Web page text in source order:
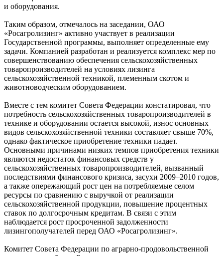
и оборудования.
Таким образом, отмечалось на заседании, ОАО
«Росагролизинг» активно участвует в реализации
Государственной программы, выполняет определенные ему
задачи. Компанией разработан и реализуется комплекс мер по
совершенствованию обеспечения сельскохозяйственных
товаропроизводителей на условиях лизинга
сельскохозяйственной техникой, племенным скотом и
животноводческим оборудованием.
Вместе с тем комитет Совета Федерации констатировал, что
потребность сельскохозяйственных товаропроизводителей в
технике и оборудовании остается высокой, износ основных
видов сельскохозяйственной техники составляет свыше 70%,
однако фактическое приобретение техники падает.
Основными причинами низких темпов приобретения техники
являются недостаток финансовых средств у
сельскохозяйственных товаропроизводителей, вызванный
последствиями финансового кризиса, засухи 2009–2010 годов,
а также опережающий рост цен на потребляемые селом
ресурсы по сравнению с выручкой от реализации
сельскохозяйственной продукции, повышение процентных
ставок по долгосрочным кредитам. В связи с этим
наблюдается рост просроченной задолженности
лизингополучателей перед ОАО «Росагролизинг».
Комитет Совета Федерации по аграрно-продовольственной